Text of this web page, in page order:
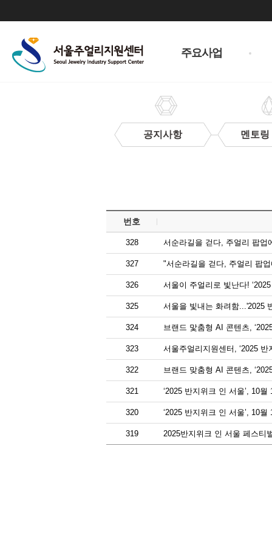
주요사업
공지사항 멘토링
번호
328 서순라길을 걷다, 주얼리 팝업
327 "서순라길을 걷다, 주얼리 팝
326 서울이 주얼리로 빛난다!
325 서울을 빛내는 화려함...'2025
324 브랜드 맟춤형 AI 콘텐츠,
323 서울주얼리지원센터, ‘2025 반
322 브랜드 맞춤형 AI 콘텐츠,
321 ‘2025 반지위크 인 서울’, 10
320 ‘2025 반지위크 인 서울’, 10
319 2025반지위크 인 서울 페스티